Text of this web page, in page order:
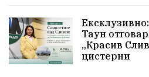
Великобритания
МузейСливен
Таун
„Красив
цистерни